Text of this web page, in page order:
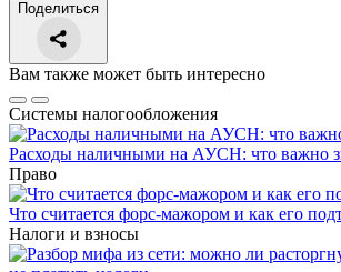
Поделиться
Вам также может быть интересно
Системы налогообложения
Расходы наличными на АУСН: что важно
Право
Что считается форс-мажором и как его
Налоги и взносы